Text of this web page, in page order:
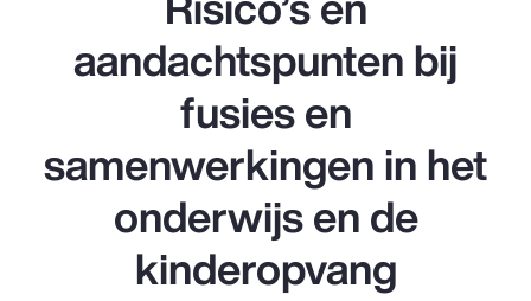
aandachtspunten bij
fusies en
samenwerkingen in het
onderwijs en de
kinderopvang